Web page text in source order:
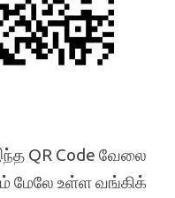
இந்த QR Code வேலை
மேலே உள்ள வங்கிக்